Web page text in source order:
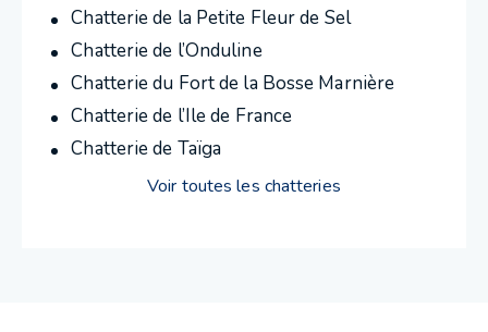
Chatterie de la Petite Fleur de Sel
Chatterie de l’Onduline
Chatterie du Fort de la Bosse Marnière
Chatterie de l’Ile de France
Chatterie de Taïga
Voir toutes les chatteries